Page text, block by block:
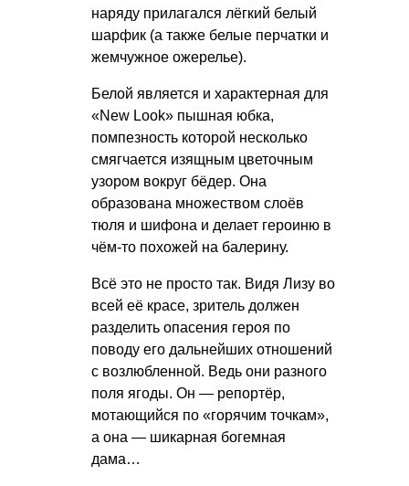
наряду прилагался лёгкий белый
шарфик (а также белые перчатки и
жемчужное ожерелье).
Белой является и характерная для
«New Look» пышная юбка,
помпезность которой несколько
смягчается изящным цветочным
узором вокруг бёдер. Она
образована множеством слоёв
тюля и шифона и делает героиню в
чём-то похожей на балерину.
Всё это не просто так. Видя Лизу во
всей её красе, зритель должен
разделить опасения героя по
поводу его дальнейших отношений
с возлюбленной. Ведь они разного
поля ягоды. Он — репортёр,
мотающийся по «горячим точкам»,
а она — шикарная богемная
дама…